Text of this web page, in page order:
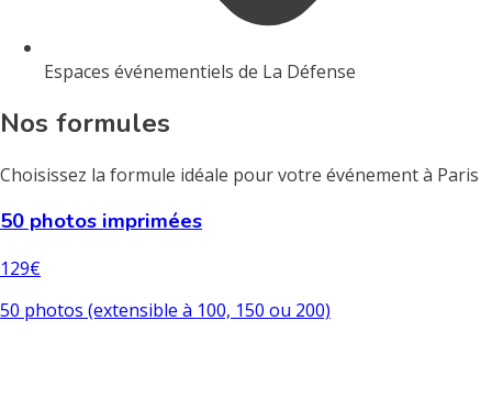
Espaces événementiels de La Défense
Nos formules
Choisissez la formule idéale pour votre événement à Paris
50 photos imprimées
129€
50 photos (extensible à 100, 150 ou 200)